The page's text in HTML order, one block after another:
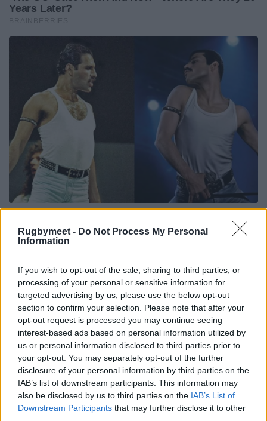
Rugbymeet - Do Not Process My Personal
Information
If you wish to opt-out of the sale, sharing to third parties, or
processing of your personal or sensitive information for
targeted advertising by us, please use the below opt-out
section to confirm your selection. Please note that after your
opt-out request is processed you may continue seeing
interest-based ads based on personal information utilized by
us or personal information disclosed to third parties prior to
your opt-out. You may separately opt-out of the further
disclosure of your personal information by third parties on the
IAB’s list of downstream participants. This information may
also be disclosed by us to third parties on the IAB’s List of
Downstream Participants that may further disclose it to other